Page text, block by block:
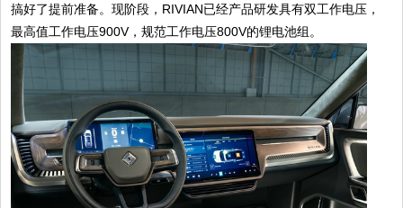
搞好了提前准备。现阶段，RIVIAN已经产品研发具有双工作电压，
最高值工作电压900V，规范工作电压800V的锂电池组。